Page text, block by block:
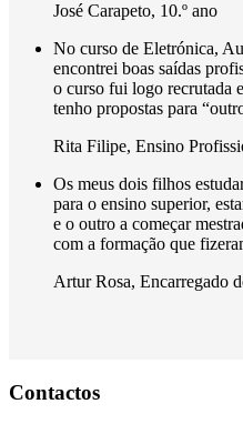
José Carapeto, 10.º ano
No curso de Eletrónica,
encontrei boas saídas
o curso fui logo recrutada
tenho propostas para
Rita Filipe, Ensino
Os meus dois filhos
para o ensino superior,
e o outro a começar
com a formação que
Artur Rosa, Encarregado
Contactos